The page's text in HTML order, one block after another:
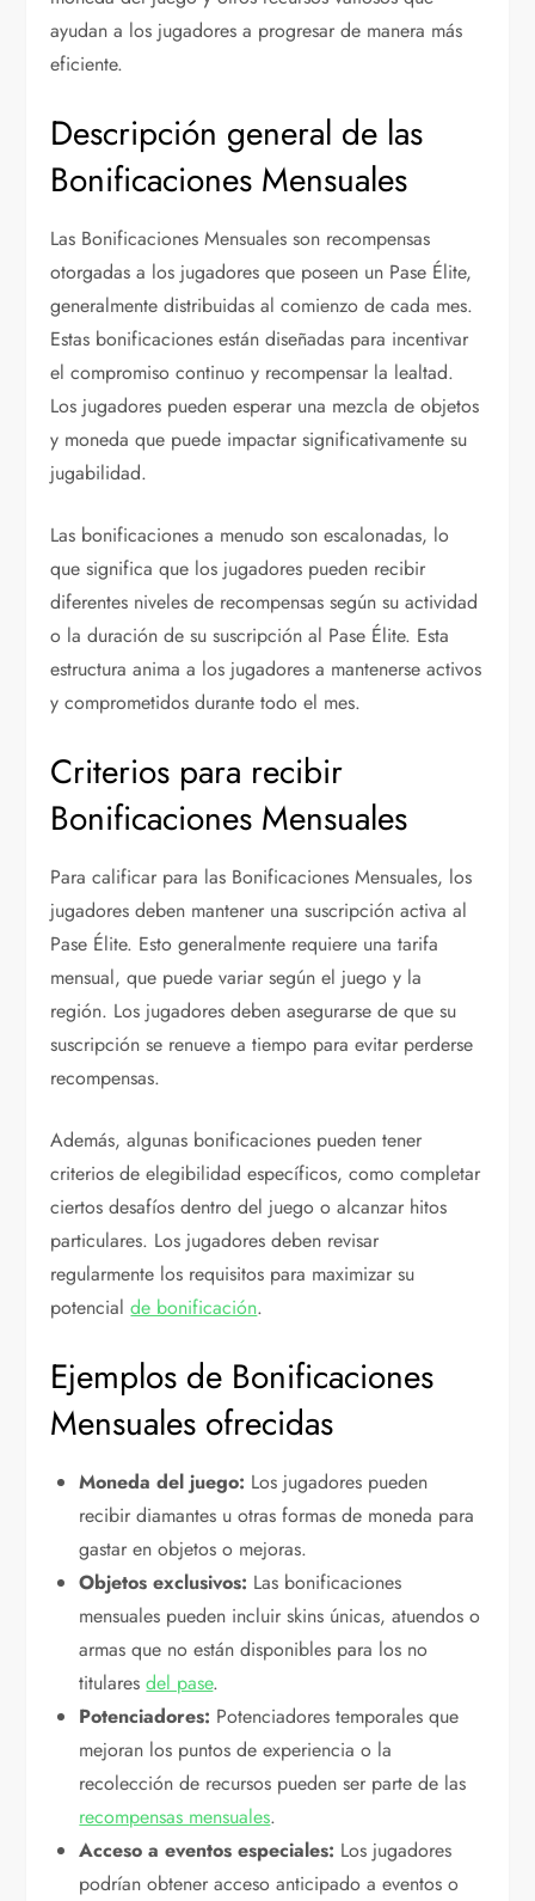
ayudan a los jugadores a progresar de manera más
eficiente.
Descripción general de las
Bonificaciones Mensuales
Las Bonificaciones Mensuales son recompensas
otorgadas a los jugadores que poseen un Pase Élite,
generalmente distribuidas al comienzo de cada mes.
Estas bonificaciones están diseñadas para incentivar
el compromiso continuo y recompensar la lealtad.
Los jugadores pueden esperar una mezcla de objetos
y moneda que puede impactar significativamente su
jugabilidad.
Las bonificaciones a menudo son escalonadas, lo
que significa que los jugadores pueden recibir
diferentes niveles de recompensas según su actividad
o la duración de su suscripción al Pase Élite. Esta
estructura anima a los jugadores a mantenerse activos
y comprometidos durante todo el mes.
Criterios para recibir
Bonificaciones Mensuales
Para calificar para las Bonificaciones Mensuales, los
jugadores deben mantener una suscripción activa al
Pase Élite. Esto generalmente requiere una tarifa
mensual, que puede variar según el juego y la
región. Los jugadores deben asegurarse de que su
suscripción se renueve a tiempo para evitar perderse
recompensas.
Además, algunas bonificaciones pueden tener
criterios de elegibilidad específicos, como completar
ciertos desafíos dentro del juego o alcanzar hitos
particulares. Los jugadores deben revisar
regularmente los requisitos para maximizar su
potencialde bonificación.
Ejemplos de Bonificaciones
Mensuales ofrecidas
Moneda del juego: Los jugadores pueden
recibir diamantes u otras formas de moneda para
gastar en objetos o mejoras.
Objetos exclusivos: Las bonificaciones
mensuales pueden incluir skins únicas, atuendos o
armas que no están disponibles para los no
titularesdel pase.
Potenciadores: Potenciadores temporales que
mejoran los puntos de experiencia o la
recolección de recursos pueden ser parte de las
recompensas mensuales.
Acceso a eventos especiales: Los jugadores
podrían obtener acceso anticipado a eventos o